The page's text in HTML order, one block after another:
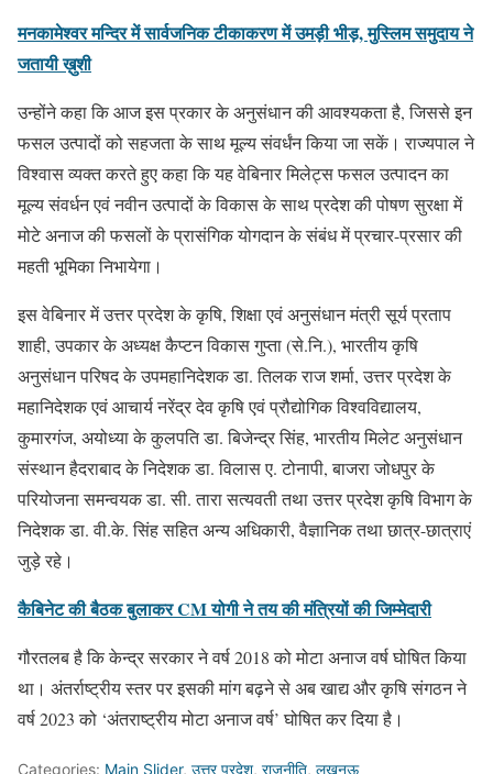
मनकामेश्वर मन्दिर में सार्वजनिक टीकाकरण में उमड़ी भीड़, मुस्लिम समुदाय ने
जतायी ख़ुशी
उन्होंने कहा कि आज इस प्रकार के अनुसंधान की आवश्यकता है, जिससे इन
फसल उत्पादों को सहजता के साथ मूल्य संवर्धंन किया जा सकें। राज्यपाल ने
विश्वास व्यक्त करते हुए कहा कि यह वेबिनार मिलेट्स फसल उत्पादन का
मूल्य संवर्धन एवं नवीन उत्पादों के विकास के साथ प्रदेश की पोषण सुरक्षा में
मोटे अनाज की फसलों के प्रासंगिक योगदान के संबंध में प्रचार-प्रसार की
महती भूमिका निभायेगा।
इस वेबिनार में उत्तर प्रदेश के कृषि, शिक्षा एवं अनुसंधान मंत्री सूर्य प्रताप
शाही, उपकार के अध्यक्ष कैप्टन विकास गुप्ता (से.नि.), भारतीय कृषि
अनुसंधान परिषद के उपमहानिदेशक डा. तिलक राज शर्मा, उत्तर प्रदेश के
महानिदेशक एवं आचार्य नरेंद्र देव कृषि एवं प्रौद्योगिक विश्वविद्यालय,
कुमारगंज, अयोध्या के कुलपति डा. बिजेन्द्र सिंह, भारतीय मिलेट अनुसंधान
संस्थान हैदराबाद के निदेशक डा. विलास ए. टोनापी, बाजरा जोधपुर के
परियोजना समन्वयक डा. सी. तारा सत्यवती तथा उत्तर प्रदेश कृषि विभाग के
निदेशक डा. वी.के. सिंह सहित अन्य अधिकारी, वैज्ञानिक तथा छात्र-छात्राएं
जुड़े रहे।
कैबिनेट की बैठक बुलाकर CM योगी ने तय की मंत्रियों की जिम्मेदारी
गौरतलब है कि केन्द्र सरकार ने वर्ष 2018 को मोटा अनाज वर्ष घोषित किया
था। अंतर्राष्ट्रीय स्तर पर इसकी मांग बढ़ने से अब खाद्य और कृषि संगठन ने
वर्ष 2023 को ‘अंतराष्ट्रीय मोटा अनाज वर्ष’ घोषित कर दिया है।
Categories: Main Slider, उत्तर प्रदेश, राजनीति, लखनऊ